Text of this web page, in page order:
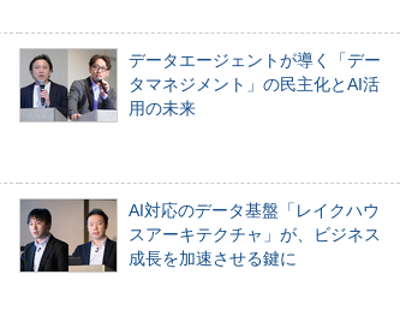
データエージェントが導く「デー
タマネジメント」の民主化とAI活
用の未来
AI対応のデータ基盤「レイクハウ
スアーキテクチャ」が、ビジネス
成長を加速させる鍵に